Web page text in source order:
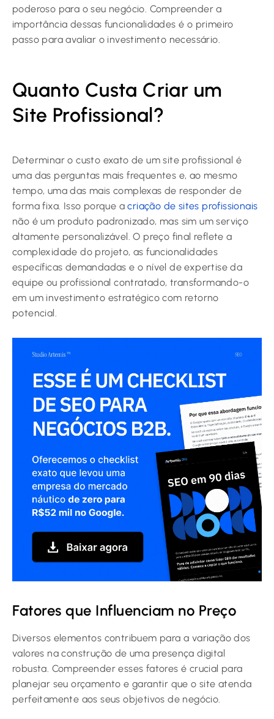
poderoso para o seu negócio. Compreender a
importância dessas funcionalidades é o primeiro
passo para avaliar o investimento necessário.
Quanto Custa Criar um
Site Profissional?
Determinar o custo exato de um site profissional é
uma das perguntas mais frequentes e, ao mesmo
tempo, uma das mais complexas de responder de
forma fixa. Isso porque acriação de sites profissionais
não é um produto padronizado, mas sim um serviço
altamente personalizável. O preço final reflete a
complexidade do projeto, as funcionalidades
específicas demandadas e o nível de expertise da
equipe ou profissional contratado, transformando-o
em um investimento estratégico com retorno
potencial.
Fatores que Influenciam no Preço
Diversos elementos contribuem para a variação dos
valores na construção de uma presença digital
robusta. Compreender esses fatores é crucial para
planejar seu orçamento e garantir que o site atenda
perfeitamente aos seus objetivos de negócio.